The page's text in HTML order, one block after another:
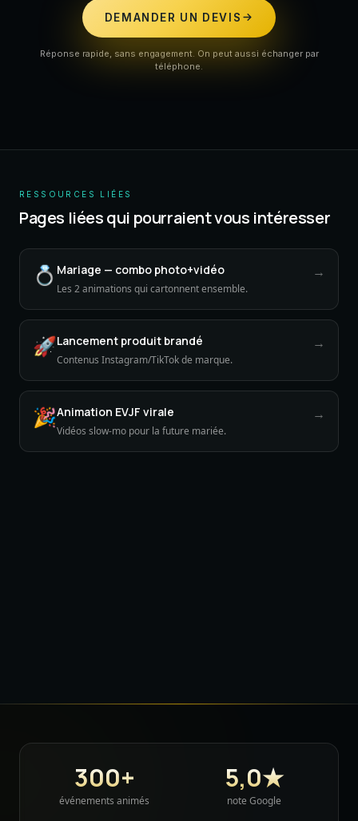
DEMANDER UN DEVIS
Réponse rapide, sans engagement. On peut aussi échanger par
téléphone.
RESSOURCES LIÉES
Pages liées qui pourraient vous intéresser
💍 Mariage — combo photo+vidéo
Les 2 animations qui cartonnent ensemble.
→
🚀Lancement produit brandé
Contenus Instagram/TikTok de marque.
→
🎉Animation EVJF virale
Vidéos slow-mo pour la future mariée.
→
300+
événements animés
5,0★
note Google